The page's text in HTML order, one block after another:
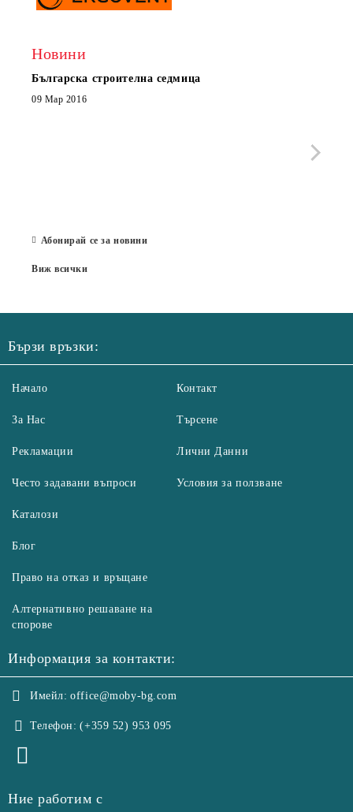
Новини
Българска строителна седмица
09 Мар 2016
Абонирай се за новини
Виж всички
Бързи връзки:
Начало
За Нас
Рекламации
Често задавани въпроси
Контакт
Търсене
Лични Данни
Условия за ползване
Каталози
Блог
Право на отказ и връщане
Алтернативно решаване на
спорове
Информация за контакти:
Имейл: office@moby-bg.com
Телефон: (+359 52) 953 095
Ние работим с